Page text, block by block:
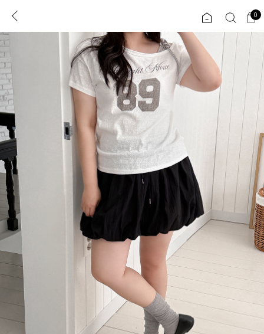
로그인 0
ENG
TW
리뷰 & 혜택 플러스핏 회원혜택
CATEGORY COMMUNITY
도착보장⚡
인플루언서 pick!
신상 5%
베스트
MADE
세트할인 ~30%
하객룩
ALL
익스클루시브
아우터
티셔츠
블라우스
원피스
0